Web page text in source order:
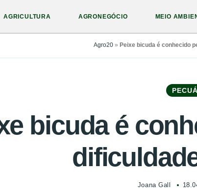
AGRICULTURA AGRONEGÓCIO MEIO
Agro20 » Peixe bicuda é conhecido
bicuda é
Joana Gall